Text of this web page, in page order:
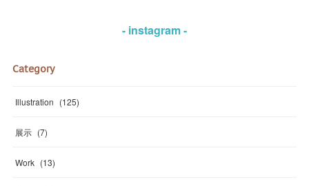
- instagram -
Category
Illustration (125)
展示 (7)
Work (13)